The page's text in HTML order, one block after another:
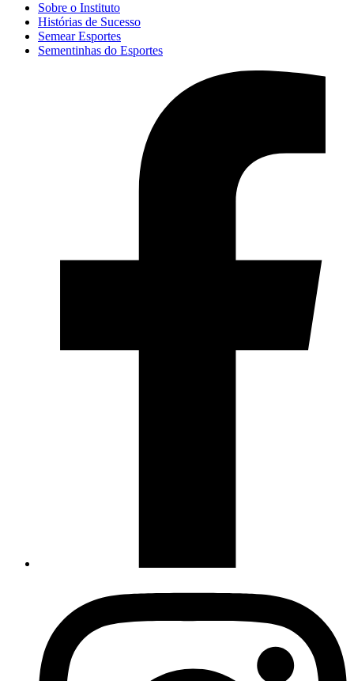
Sobre o Instituto
Histórias de Sucesso
Semear Esportes
Sementinhas do Esportes